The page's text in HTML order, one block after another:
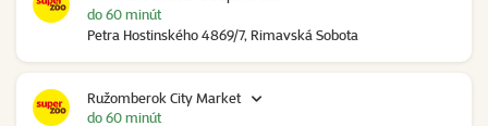
Petra Hostinského 4869/7, Rimavská Sobota
do 60 minút
Ružomberok City Market
do 60 minút